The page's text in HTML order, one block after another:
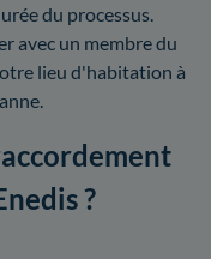
du processus.
avec un membre du
lieu d'habitation à
?